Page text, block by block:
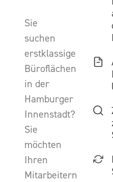
Sie
suchen
erstklassige
Büroflächen
in der
Hamburger
Innenstadt?
Sie
möchten
Ihren
Mitarbeitern